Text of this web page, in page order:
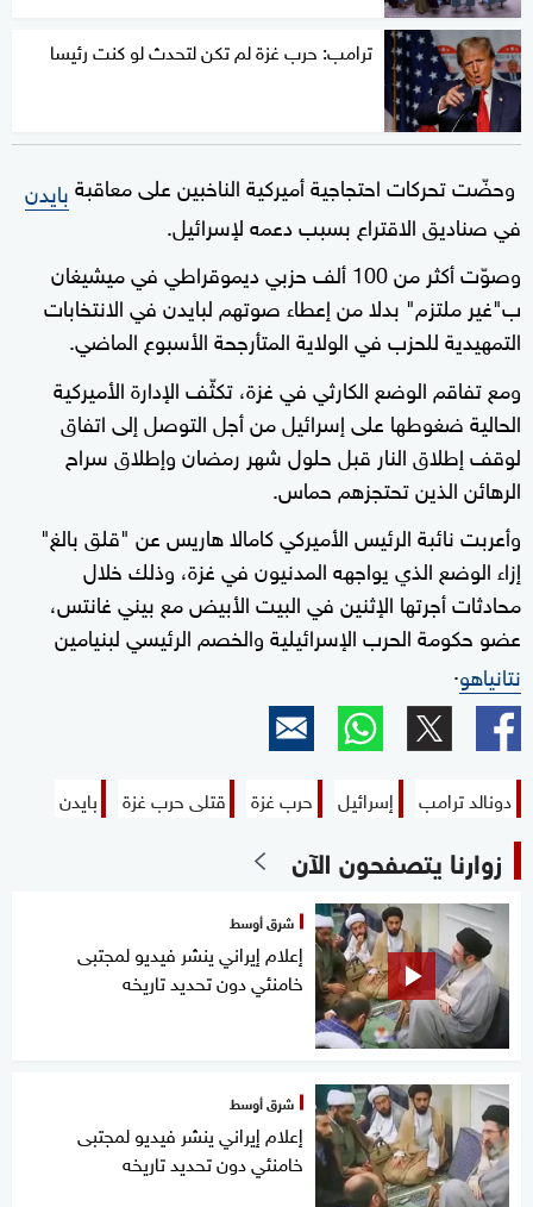
ترامب: حرب غزة لم تكن لتحدث لو كنت رئيسا
وحضّت تحركات احتجاجية أميركية الناخبين على معاقبةبايدن
في صناديق الاقتراع بسبب دعمه لإسرائيل.
وصوّت أكثر من 100 ألف حزبي ديموقراطي في ميشيغان
ب"غير ملتزم" بدلا من إعطاء صوتهم لبايدن في الانتخابات
التمهيدية للحزب في الولاية المتأرجحة الأسبوع الماضي.
ومع تفاقم الوضع الكارثي في غزة، تكثّف الإدارة الأميركية
الحالية ضغوطها على إسرائيل من أجل التوصل إلى اتفاق
لوقف إطلاق النار قبل حلول شهر رمضان وإطلاق سراح
الرهائن الذين تحتجزهم حماس.
وأعربت نائبة الرئيس الأميركي كامالا هاريس عن "قلق بالغ"
إزاء الوضع الذي يواجهه المدنيون في غزة، وذلك خلال
محادثات أجرتها الإثنين في البيت الأبيض مع بيني غانتس،
عضو حكومة الحرب الإسرائيلية والخصم الرئيسي لبنيامين
نتانياهو.
دونالد ترامب إسرائيل حرب غزة قتلى حرب غزة بايدن
زوارنا يتصفحون الآن
شرق أوسط
إعلام إيراني ينشر فيديو لمجتبى
خامنئي دون تحديد تاريخه
شرق أوسط
إعلام إيراني ينشر فيديو لمجتبى
خامنئي دون تحديد تاريخه